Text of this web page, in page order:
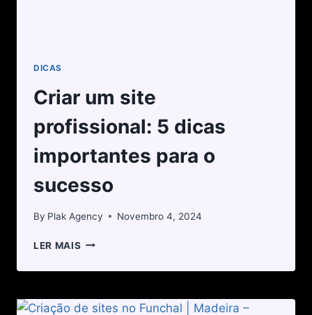
DICAS
Criar um site
profissional: 5 dicas
importantes para o
sucesso
By Plak Agency Novembro 4, 2024
LER MAIS